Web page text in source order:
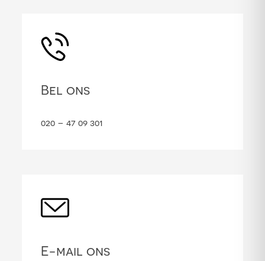
Bel ons
020 – 47 09 301
E-mail ons